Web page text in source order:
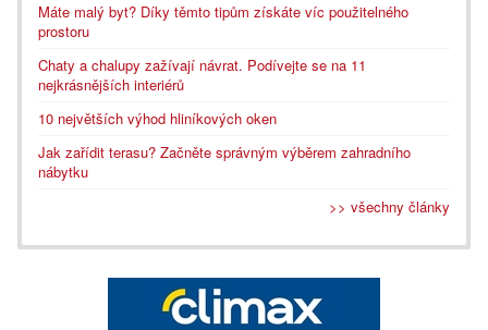
Máte malý byt? Díky těmto tipům získáte víc použitelného
prostoru
Chaty a chalupy zažívají návrat. Podívejte se na 11
nejkrásnějších interiérů
10 největších výhod hliníkových oken
Jak zařídit terasu? Začněte správným výběrem zahradního
nábytku
>> všechny články